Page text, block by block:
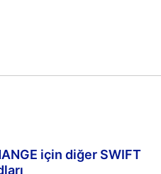
için diğer SWIFT